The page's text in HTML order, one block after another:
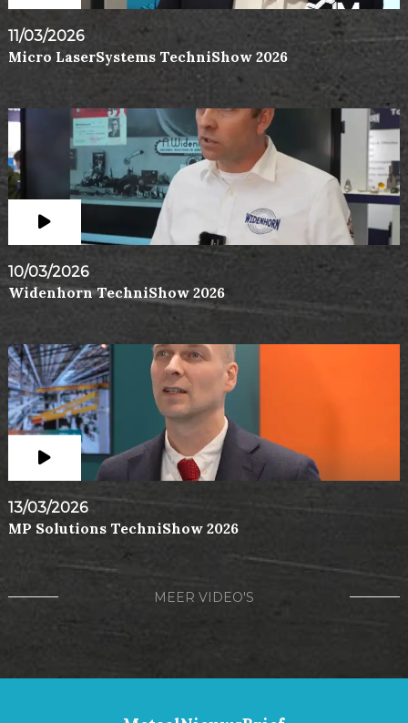
11/03/2026
Micro LaserSystems TechniShow 2026
10/03/2026
Widenhorn TechniShow 2026
13/03/2026
MP Solutions TechniShow 2026
MEER VIDEO'S